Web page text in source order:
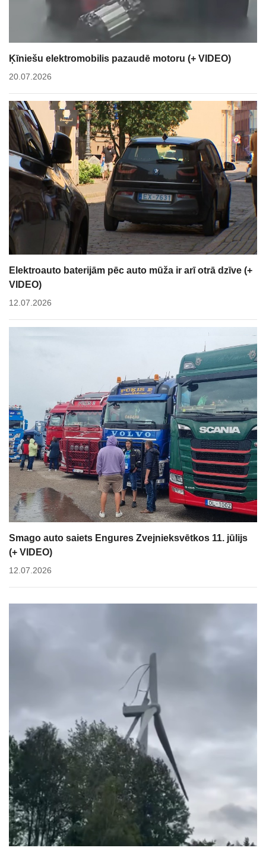
Ķīniešu elektromobilis pazaudē motoru (+ VIDEO)
20.07.2026
Elektroauto baterijām pēc auto mūža ir arī otrā dzīve (+
VIDEO)
12.07.2026
Smago auto saiets Engures Zvejnieksvētkos 11. jūlijs
(+ VIDEO)
12.07.2026